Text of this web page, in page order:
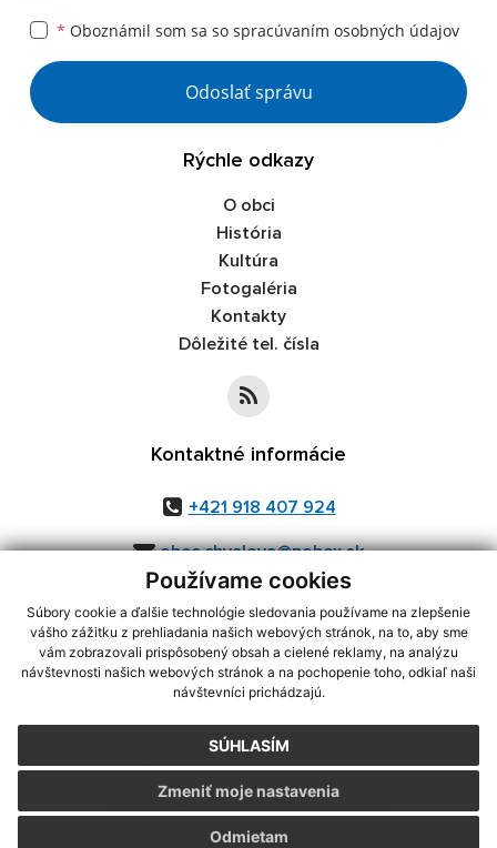
Používame cookies
Súbory cookie a ďalšie technológie sledovania používame na zlepšenie
vášho zážitku z prehliadania našich webových stránok, na to, aby sme
vám zobrazovali prispôsobený obsah a cielené reklamy, na analýzu
návštevnosti našich webových stránok a na pochopenie toho, odkiaľ naši
návštevníci prichádzajú.
SÚHLASÍM
Odmietam
Zmeniť moje nastavenia
* Oboznámil som sa so spracúvaním osobných údajov
Odoslať správu
Rýchle odkazy
O obci
História
Kultúra
Fotogaléria
Kontakty
Dôležité tel. čísla
Kontaktné informácie
+421 918 407 924
obec.chvalova@pobox.sk
využite možnosť získavania aktuálnych informácií s využitím RSS
CMS systém (redakčný) systém ECHELON 2,Mapa stránok,web portál
webex.digital, s.r.o.,domény,registrácia domény
Posledná aktualizácia:30.07.2026
Vytlačiť stránku|Vyhlásenie o prístupnosti